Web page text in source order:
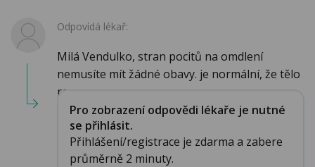
Odpovídá lékař:
Milá Vendulko, stran pocitů na omdlení
nemusíte mít žádné obavy. je normální, že tělo
re...
Pro zobrazení odpovědi lékaře je nutné
se přihlásit.
Přihlášení/registrace je zdarma a zabere
průměrně 2 minuty.